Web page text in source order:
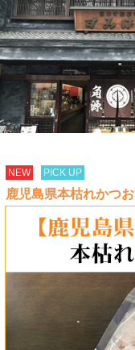
NEW PICK UP
鹿児島県本枯れかつ